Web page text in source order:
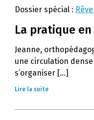
Dossier spécial :
La pratique
Jeanne,
une circulation
s’organiser [...]
Lire la suite